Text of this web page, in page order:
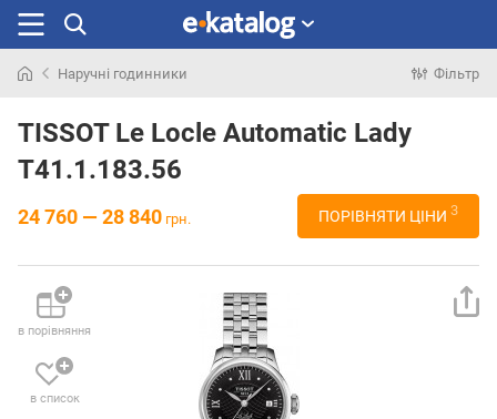
раніше
Наручні годинники Фільтр
TISSOT Le Locle Automatic Lady
T41.1.183.56
24 760 — 28 840 грн. ПОРІВНЯТИ ЦІНИ 3
в порівняння
в список